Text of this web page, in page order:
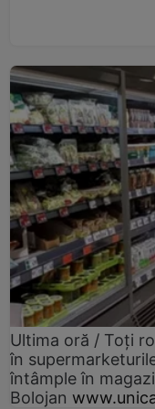
Ultima oră / Toți
în
întâmple în
Bolojan